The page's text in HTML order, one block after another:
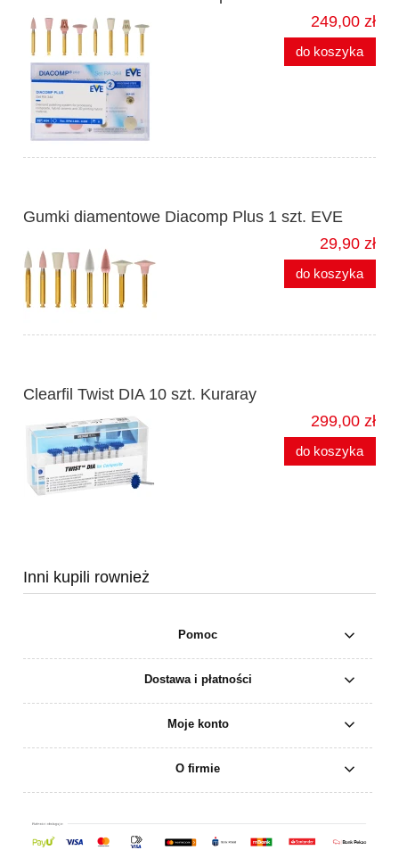
249,00 zł
do koszyka
Gumki diamentowe Diacomp Plus 1 szt. EVE
29,90 zł
do koszyka
Clearfil Twist DIA 10 szt. Kuraray
299,00 zł
do koszyka
Inni kupili rownież
Pomoc
Dostawa i płatności
Moje konto
O firmie